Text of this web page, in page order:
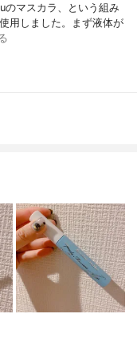
のマスカラ、という組み
用しました。まず液体が